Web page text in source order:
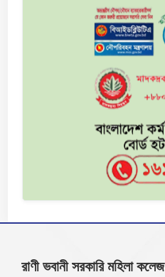
রাণী ভবানী সরকারি মহিলা কলেজ